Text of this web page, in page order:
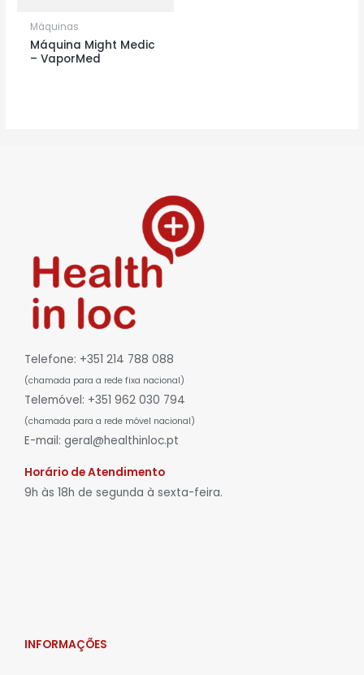
Máquinas
Máquina Might Medic
– VaporMed
Telefone: +351 214 788 088
(chamada para a rede fixa nacional)
Telemóvel: +351 962 030 794
(chamada para a rede móvel nacional)
E-mail: geral@healthinloc.pt
Horário de Atendimento
9h às 18h de segunda à sexta-feira.
INFORMAÇÕES